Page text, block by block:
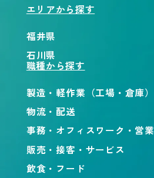
エリアから探す
福井県
石川県
職種から探す
製造・軽作業（工場・倉庫）
物流・配送
事務・オフィスワーク・営業
販売・接客・サービス
飲食・フード